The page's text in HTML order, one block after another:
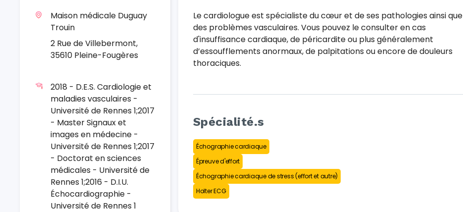
Maison médicale Duguay
Trouin
2 Rue de Villebermont,
35610 Pleine-Fougères
2018 - D.E.S. Cardiologie et
maladies vasculaires -
Université de Rennes 1;2017
- Master Signaux et
images en médecine -
Université de Rennes 1;2017
- Doctorat en sciences
médicales - Université de
Rennes 1;2016 - D.I.U.
Échocardiographie -
Université de Rennes 1
Le cardiologue est spécialiste du cœur et de ses pathologies ainsi que
des problèmes vasculaires. Vous pouvez le consulter en cas
d'insuffisance cardiaque, de péricardite ou plus généralement
d’essoufflements anormaux, de palpitations ou encore de douleurs
thoraciques.
Spécialité.s
Échographie cardiaque
Épreuve d'effort
Échographie cardiaque de stress (effort et autre)
Holter ECG